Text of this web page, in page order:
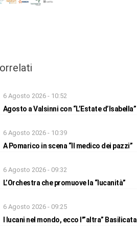
6 Agosto 2026 - 10:52
Agosto a Valsinni con “L’Estate d’Isabella”
6 Agosto 2026 - 10:39
A Pomarico in scena “Il medico dei pazzi”
6 Agosto 2026 - 09:32
L’Orchestra che promuove la “lucanità”
6 Agosto 2026 - 09:25
I lucani nel mondo, ecco l'”altra” Basilicata